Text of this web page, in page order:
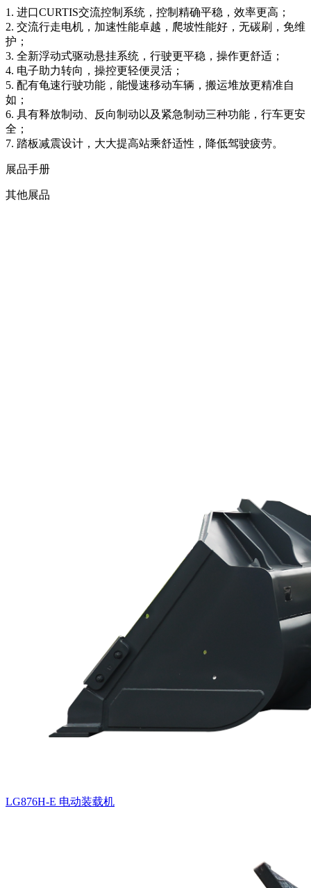
1. 进口CURTIS交流控制系统，控制精确平稳，效率更高；
2. 交流行走电机，加速性能卓越，爬坡性能好，无碳刷，免维
护；
3. 全新浮动式驱动悬挂系统，行驶更平稳，操作更舒适；
4. 电子助力转向，操控更轻便灵活；
5. 配有龟速行驶功能，能慢速移动车辆，搬运堆放更精准自
如；
6. 具有释放制动、反向制动以及紧急制动三种功能，行车更安
全；
7. 踏板减震设计，大大提高站乘舒适性，降低驾驶疲劳。
展品手册
其他展品
LG876H-E 电动装载机